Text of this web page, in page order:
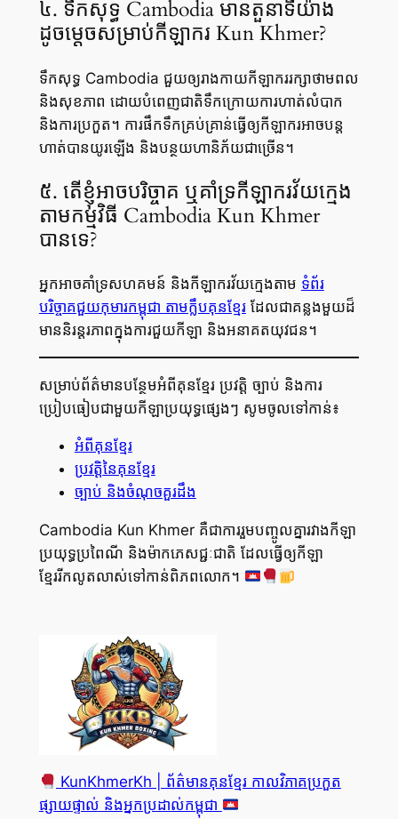
៤. ទឹកសុទ្ធ Cambodia មានតួនាទីយ៉ាង
ដូចម្តេចសម្រាប់កីឡាករ Kun Khmer?
ទឹកសុទ្ធ Cambodia ជួយឲ្យរាងកាយកីឡាកររក្សាថាមពល
និងសុខភាព ដោយបំពេញជាតិទឹកក្រោយការហាត់លំបាក
និងការប្រកួត។ ការផឹកទឹកគ្រប់គ្រាន់ធ្វើឲ្យកីឡាករអាចបន្ត
ហាត់បានយូរឡើង និងបន្ថយហានិភ័យជាច្រើន។
៥. តើខ្ញុំអាចបរិច្ចាគ ឬគាំទ្រកីឡាករវ័យក្មេង
តាមកម្មវិធី Cambodia Kun Khmer
បានទេ?
អ្នកអាចគាំទ្រសហគមន៍ និងកីឡាករវ័យក្មេងតាម ទំព័រ
បរិច្ចាគជួយកុមារកម្ពុជា តាមក្លឹបគុនខ្មែរដែលជាគន្លងមួយដ៏
មាននិរន្តរភាពក្នុងការជួយកីឡា និងអនាគតយុវជន។
សម្រាប់ព័ត៌មានបន្ថែមអំពីគុនខ្មែរ ប្រវត្តិ ច្បាប់ និងការ
ប្រៀបធៀបជាមួយកីឡាប្រយុទ្ធផ្សេងៗ សូមចូលទៅកាន់៖
អំពីគុនខ្មែរ
ប្រវត្តិនៃគុនខ្មែរ
ច្បាប់ និងចំណុចគួរដឹង
Cambodia Kun Khmer គឺជាការរួមបញ្ចូលគ្នារវាងកីឡា
ប្រយុទ្ធប្រពៃណី និងម៉ាកភេសជ្ជៈជាតិ ដែលធ្វើឲ្យកីឡា
ខ្មែររីកលូតលាស់ទៅកាន់ពិភពលោក។
KunKhmerKh | ព័ត៌មានគុនខ្មែរ កាលវិភាគប្រកួត
ផ្សាយផ្ទាល់ និងអ្នកប្រដាល់កម្ពុជា